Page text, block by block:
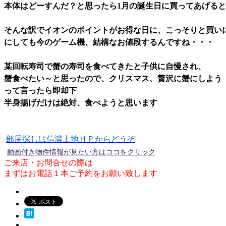
本体はどーすんだ？と思ったら1月の誕生日に買ってあげると
そんな訳でイオンのポイントがお得な日に、こっそりと買い
にしても今のゲーム機、結構なお値段するんですね・・・
某回転寿司で蟹の寿司を食べてきたと子供に自慢され、
蟹食べたい～と思ったので、クリスマス、贅沢に蟹にしよう
って言ったら即却下
半身揚げだけは絶対、食べようと思います
部屋探しは信濃土地ＨＰからどうぞ
動画付き物件情報が見たい方はココをクリック
ご来店・お問合せの際は
まずはお電話１本ご予約をお願い致します